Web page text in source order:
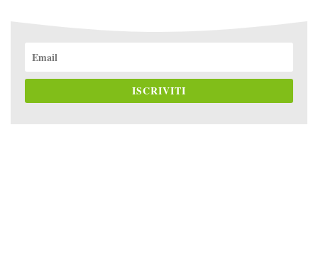
ISCRIVITI